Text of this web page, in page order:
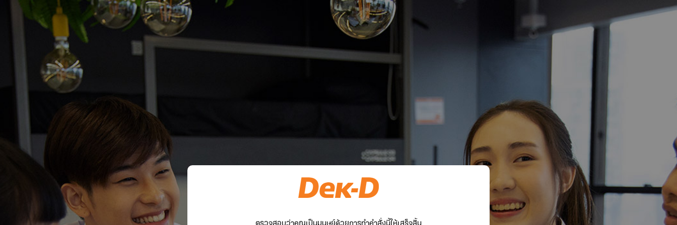
ตรวจสอบว่าคุณเป็นมนุษย์ด้วยการทำคำสั่งนี้ให้เสร็จสิ้น